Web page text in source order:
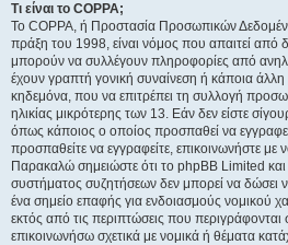
Τι είναι το COPPA;
Το COPPA, ή Προστασία Προσωπικών
πράξη του 1998, είναι νόμος που απαιτεί από
μπορούν να συλλέγουν πληροφορίες από
έχουν γραπτή γονική συναίνεση ή κάποια
κηδεμόνα, που να επιτρέπει τη συλλογή
ηλικίας μικρότερης των 13. Εάν δεν είστε
όπως κάποιος ο οποίος προσπαθεί να
προσπαθείτε να εγγραφείτε, επικοινωνήστε με
Παρακαλώ σημειώστε ότι το phpBB Limited και
συστήματος συζητήσεων δεν μπορεί να δώσει
ένα σημείο επαφής για ενδοιασμούς νομικού
εκτός από τις περιπτώσεις που
επικοινωνήσω σχετικά με νομικά ή θέματα